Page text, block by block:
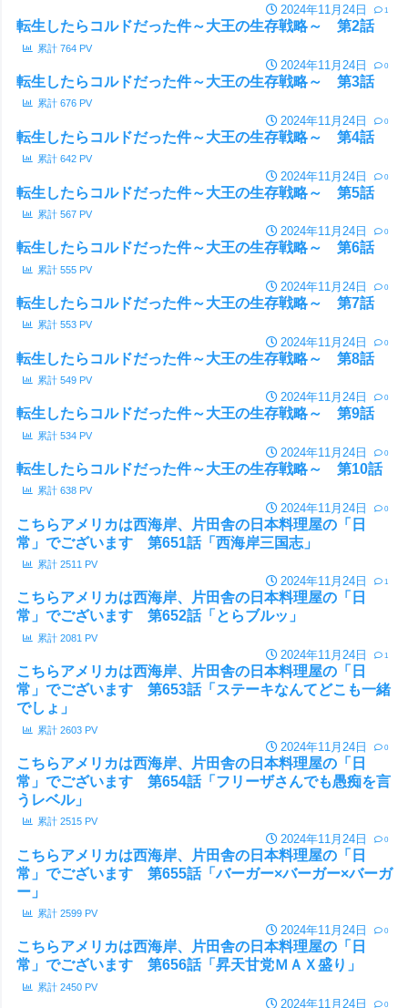
2024年11月24日 1
転生したらコルドだった件～大王の生存戦略～ 第2話
累計 764 PV
2024年11月24日 0
転生したらコルドだった件～大王の生存戦略～ 第3話
累計 676 PV
2024年11月24日 0
転生したらコルドだった件～大王の生存戦略～ 第4話
累計 642 PV
2024年11月24日 0
転生したらコルドだった件～大王の生存戦略～ 第5話
累計 567 PV
2024年11月24日 0
転生したらコルドだった件～大王の生存戦略～ 第6話
累計 555 PV
2024年11月24日 0
転生したらコルドだった件～大王の生存戦略～ 第7話
累計 553 PV
2024年11月24日 0
転生したらコルドだった件～大王の生存戦略～ 第8話
累計 549 PV
2024年11月24日 0
転生したらコルドだった件～大王の生存戦略～ 第9話
累計 534 PV
2024年11月24日 0
転生したらコルドだった件～大王の生存戦略～ 第10話
累計 638 PV
2024年11月24日 0
こちらアメリカは西海岸、片田舎の日本料理屋の「日
常」でございます 第651話「西海岸三国志」
累計 2511 PV
2024年11月24日 1
こちらアメリカは西海岸、片田舎の日本料理屋の「日
常」でございます 第652話「とらブルッ」
累計 2081 PV
2024年11月24日 1
こちらアメリカは西海岸、片田舎の日本料理屋の「日
常」でございます 第653話「ステーキなんてどこも一緒
でしょ」
累計 2603 PV
2024年11月24日 0
こちらアメリカは西海岸、片田舎の日本料理屋の「日
常」でございます 第654話「フリーザさんでも愚痴を言
うレベル」
累計 2515 PV
2024年11月24日 0
こちらアメリカは西海岸、片田舎の日本料理屋の「日
常」でございます 第655話「バーガー×バーガー×バーガ
ー」
累計 2599 PV
2024年11月24日 0
こちらアメリカは西海岸、片田舎の日本料理屋の「日
常」でございます 第656話「昇天甘党ＭＡＸ盛り」
累計 2450 PV
2024年11月24日 0